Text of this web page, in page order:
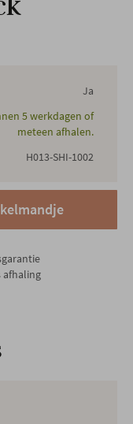
Ja
5 werkdagen of
meteen afhalen.
H013-SHI-1002
afhaling